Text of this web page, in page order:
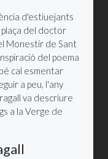
d'estiuejants
plaça del doctor
Monestir de Sant
del poema
cal esmentar
a peu, l'any
va descriure
a la Verge de